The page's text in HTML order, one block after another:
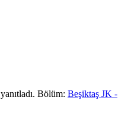
Bölüm: Beşiktaş JK -